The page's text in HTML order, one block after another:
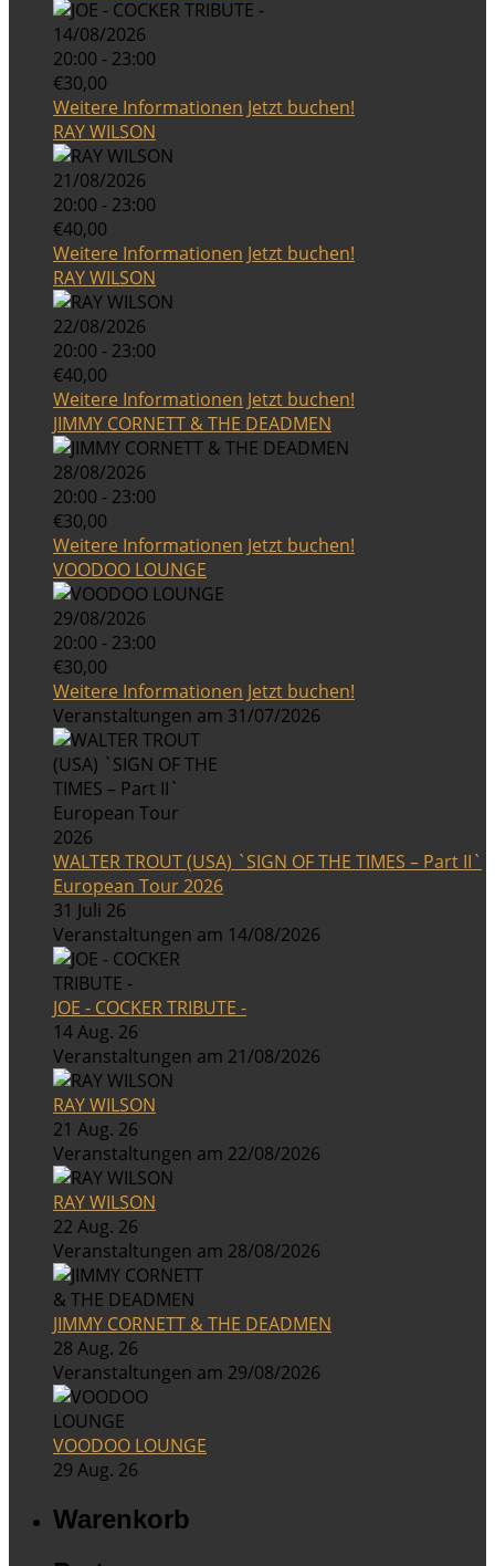
14/08/2026
20:00 - 23:00
€30,00
Weitere Informationen Jetzt buchen!
RAY WILSON
21/08/2026
20:00 - 23:00
€40,00
Weitere Informationen Jetzt buchen!
RAY WILSON
22/08/2026
20:00 - 23:00
€40,00
Weitere Informationen Jetzt buchen!
JIMMY CORNETT & THE DEADMEN
28/08/2026
20:00 - 23:00
€30,00
Weitere Informationen Jetzt buchen!
VOODOO LOUNGE
29/08/2026
20:00 - 23:00
€30,00
Weitere Informationen Jetzt buchen!
Veranstaltungen am 31/07/2026
WALTER TROUT (USA) `SIGN OF THE TIMES – Part II`
European Tour 2026
31 Juli 26
Veranstaltungen am 14/08/2026
JOE - COCKER TRIBUTE -
14 Aug. 26
Veranstaltungen am 21/08/2026
RAY WILSON
21 Aug. 26
Veranstaltungen am 22/08/2026
RAY WILSON
22 Aug. 26
Veranstaltungen am 28/08/2026
JIMMY CORNETT & THE DEADMEN
28 Aug. 26
Veranstaltungen am 29/08/2026
VOODOO LOUNGE
29 Aug. 26
Warenkorb